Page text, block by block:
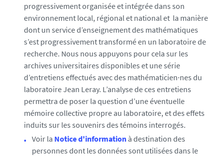
progressivement organisée et intégrée dans son
environnement local, régional et national et la manière
dont un service d’enseignement des mathématiques
s’est progressivement transformé en un laboratoire de
recherche. Nous nous appuyons pour cela sur les
archives universitaires disponibles et une série
d’entretiens effectués avec des mathématicien·nes du
laboratoire Jean Leray. L’analyse de ces entretiens
permettra de poser la question d’une éventuelle
mémoire collective propre au laboratoire, et des effets
induits sur les souvenirs des témoins interrogés.
Voir la Notice d'information à destination des
personnes dont les données sont utilisées dans le